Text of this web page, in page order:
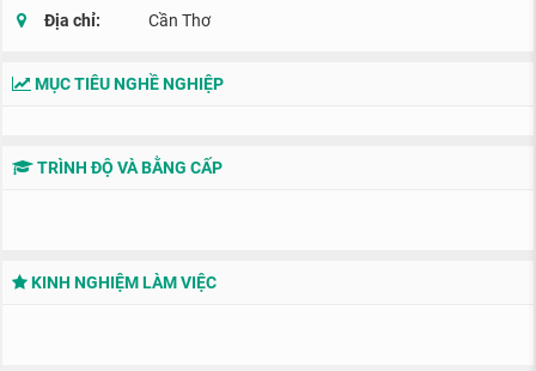
Địa chỉ: Cần Thơ
MỤC TIÊU NGHỀ NGHIỆP
TRÌNH ĐỘ VÀ BẰNG CẤP
KINH NGHIỆM LÀM VIỆC